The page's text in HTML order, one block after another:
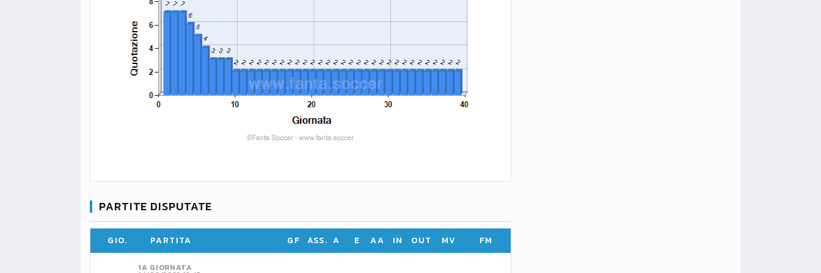
PARTITE DISPUTATE
GIO. PARTITA GF ASS. A E AA IN OUT MV FM
1A GIORNATA